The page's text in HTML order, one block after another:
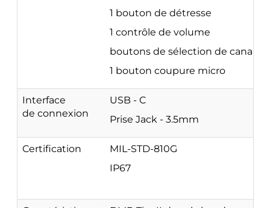
1 bouton de détresse
1 contrôle de volume
boutons de sélection de canal
1 bouton coupure micro
Interface
de connexion
USB - C
Prise Jack - 3.5mm
Certification
MIL-STD-810G
IP67